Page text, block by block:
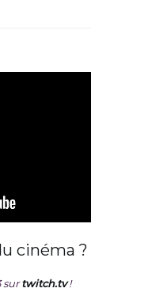
cinéma ?
surtwitch.tv !